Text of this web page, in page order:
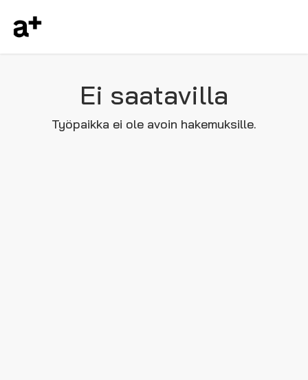
Ei saatavilla
Työpaikka ei ole avoin hakemuksille.